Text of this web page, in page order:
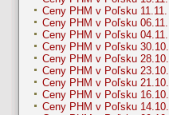
Ceny PHM v Poľsku 11.11.
Ceny PHM v Poľsku 06.11.
Ceny PHM v Poľsku 04.11.
Ceny PHM v Poľsku 30.10.
Ceny PHM v Poľsku 28.10.
Ceny PHM v Poľsku 23.10.
Ceny PHM v Poľsku 21.10.
Ceny PHM v Poľsku 16.10.
Ceny PHM v Poľsku 14.10.